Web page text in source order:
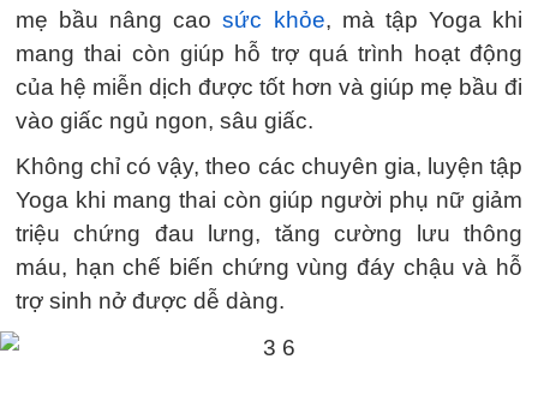
mẹ bầu nâng caosức khỏe, mà tập Yoga khi
mang thai còn giúp hỗ trợ quá trình hoạt động
của hệ miễn dịch được tốt hơn và giúp mẹ bầu đi
vào giấc ngủ ngon, sâu giấc.
Không chỉ có vậy, theo các chuyên gia, luyện tập
Yoga khi mang thai còn giúp người phụ nữ giảm
triệu chứng đau lưng, tăng cường lưu thông
máu, hạn chế biến chứng vùng đáy chậu và hỗ
trợ sinh nở được dễ dàng.